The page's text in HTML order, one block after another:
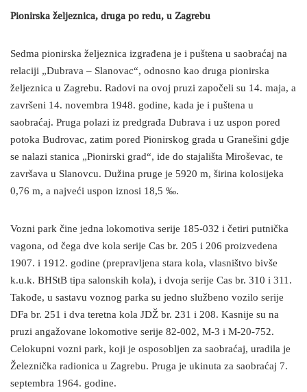
Pionirska željeznica, druga po redu, u Zagrebu
Sedma pionirska željeznica izgrađena je i puštena u saobraćaj na
relaciji „Dubrava – Slanovac“, odnosno kao druga pionirska
željeznica u Zagrebu. Radovi na ovoj pruzi započeli su 14. maja, a
završeni 14. novembra 1948. godine, kada je i puštena u
saobraćaj. Pruga polazi iz predgrađa Dubrava i uz uspon pored
potoka Budrovac, zatim pored Pionirskog grada u Granešini gdje
se nalazi stanica „Pionirski grad“, ide do stajališta Miroševac, te
završava u Slanovcu. Dužina pruge je 5920 m, širina kolosijeka
0,76 m, a najveći uspon iznosi 18,5 ‰.
Vozni park čine jedna lokomotiva serije 185-032 i četiri putnička
vagona, od čega dve kola serije Cas br. 205 i 206 proizvedena
1907. i 1912. godine (prepravljena stara kola, vlasništvo bivše
k.u.k. BHStB tipa salonskih kola), i dvoja serije Cas br. 310 i 311.
Takođe, u sastavu voznog parka su jedno službeno vozilo serije
DFa br. 251 i dva teretna kola JDŽ br. 231 i 208. Kasnije su na
pruzi angažovane lokomotive serije 82-002, M-3 i M-20-752.
Celokupni vozni park, koji je osposobljen za saobraćaj, uradila je
Železnička radionica u Zagrebu. Pruga je ukinuta za saobraćaj 7.
septembra 1964. godine.